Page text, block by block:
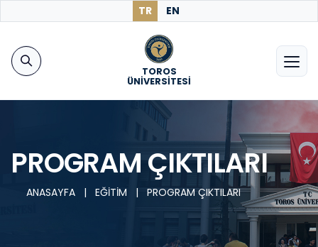
TR EN
TOROS
ÜNİVERSİTESİ
PROGRAM ÇIKTILARI
ANASAYFA | EĞİTİM | PROGRAM ÇIKTILARI